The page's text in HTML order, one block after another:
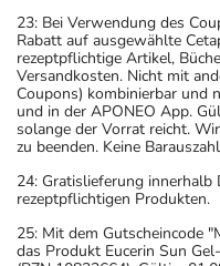
23: Bei Verwendung des
Rabatt auf ausgewählte
rezeptpflichtige Artikel,
Versandkosten. Nicht mit
Coupons) kombinierbar und
und in der APONEO App.
solange der Vorrat reicht.
zu beenden. Keine
24: Gratislieferung
rezeptpflichtigen Produkten.
25: Mit dem Gutscheincode
das Produkt Eucerin Sun